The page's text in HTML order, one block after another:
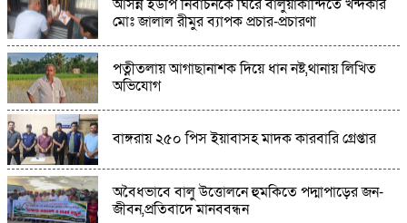
আসন্ন ইউপি নির্বাচনকে ঘিরে বালুয়াকান্দিতে খন্দকার
মোঃ জালাল রীমুর ব্যাপক প্রচার-প্রচারণা
পত্নীতলায় আগাছানাশক দিয়ে ধান নষ্ট,থানায় লিখিত
অভিযোগ
বাঙ্গরায় ২৫০ পিস ইয়াবাসহ মাদক কারবারি গ্রেপ্তার
অবৈধভাবে বালু উত্তোলনে হুমকিতে পদ্মাপাড়ের জন-
জীবন,প্রতিবাদে মানববন্ধন